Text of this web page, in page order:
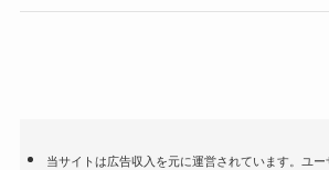
当サイトは広告収入を元に運営されています。ユ